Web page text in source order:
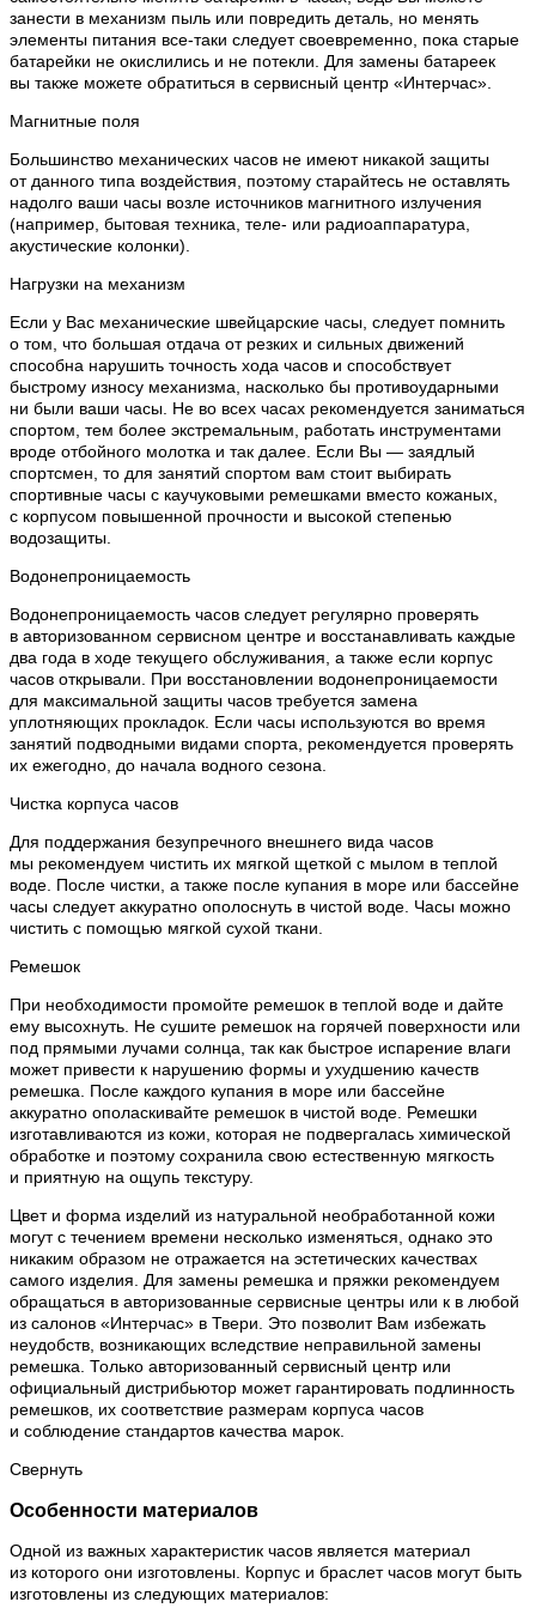
занести в механизм пыль или повредить деталь, но менять
элементы питания все-таки следует своевременно, пока старые
батарейки не окислились и не потекли. Для замены батареек
вы также можете обратиться в сервисный центр «Интерчас».
Магнитные поля
Большинство механических часов не имеют никакой защиты
от данного типа воздействия, поэтому старайтесь не оставлять
надолго ваши часы возле источников магнитного излучения
(например, бытовая техника, теле- или радиоаппаратура,
акустические колонки).
Нагрузки на механизм
Если у Вас механические швейцарские часы, следует помнить
о том, что большая отдача от резких и сильных движений
способна нарушить точность хода часов и способствует
быстрому износу механизма, насколько бы противоударными
ни были ваши часы. Не во всех часах рекомендуется заниматься
спортом, тем более экстремальным, работать инструментами
вроде отбойного молотка и так далее. Если Вы — заядлый
спортсмен, то для занятий спортом вам стоит выбирать
спортивные часы с каучуковыми ремешками вместо кожаных,
с корпусом повышенной прочности и высокой степенью
водозащиты.
Водонепроницаемость
Водонепроницаемость часов следует регулярно проверять
в авторизованном сервисном центре и восстанавливать каждые
два года в ходе текущего обслуживания, а также если корпус
часов открывали. При восстановлении водонепроницаемости
для максимальной защиты часов требуется замена
уплотняющих прокладок. Если часы используются во время
занятий подводными видами спорта, рекомендуется проверять
их ежегодно, до начала водного сезона.
Чистка корпуса часов
Для поддержания безупречного внешнего вида часов
мы рекомендуем чистить их мягкой щеткой с мылом в теплой
воде. После чистки, а также после купания в море или бассейне
часы следует аккуратно ополоснуть в чистой воде. Часы можно
чистить с помощью мягкой сухой ткани.
Ремешок
При необходимости промойте ремешок в теплой воде и дайте
ему высохнуть. Не сушите ремешок на горячей поверхности или
под прямыми лучами солнца, так как быстрое испарение влаги
может привести к нарушению формы и ухудшению качеств
ремешка. После каждого купания в море или бассейне
аккуратно ополаскивайте ремешок в чистой воде. Ремешки
изготавливаются из кожи, которая не подвергалась химической
обработке и поэтому сохранила свою естественную мягкость
и приятную на ощупь текстуру.
Цвет и форма изделий из натуральной необработанной кожи
могут с течением времени несколько изменяться, однако это
никаким образом не отражается на эстетических качествах
самого изделия. Для замены ремешка и пряжки рекомендуем
обращаться в авторизованные сервисные центры или к в любой
из салонов «Интерчас» в Твери. Это позволит Вам избежать
неудобств, возникающих вследствие неправильной замены
ремешка. Только авторизованный сервисный центр или
официальный дистрибьютор может гарантировать подлинность
ремешков, их соответствие размерам корпуса часов
и соблюдение стандартов качества марок.
Свернуть
Особенности материалов
Одной из важных характеристик часов является материал
из которого они изготовлены. Корпус и браслет часов могут быть
изготовлены из следующих материалов: